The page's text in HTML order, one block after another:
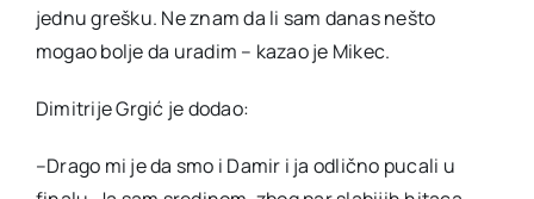
jednu grešku. Ne znam da li sam danas nešto
mogao bolje da uradim – kazao je Mikec.
Dimitrije Grgić je dodao:
–Drago mi je da smo i Damir i ja odlično pucali u